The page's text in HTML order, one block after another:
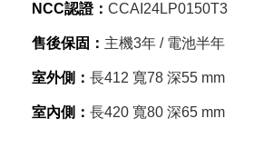
NCC認證： CCAI24LP0150T3
售後保固： 主機3年 / 電池半年
室外側： 長412 寬78 深55 mm
室內側： 長420 寬80 深65 mm